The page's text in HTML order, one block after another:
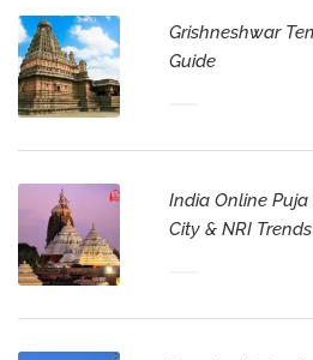
Grishneshwar
Guide
India Online
City & NRI Trends